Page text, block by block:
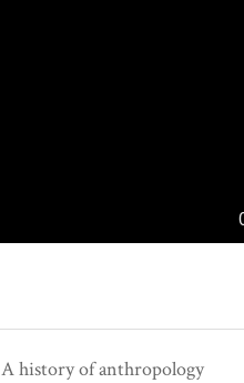
A history of anthropology